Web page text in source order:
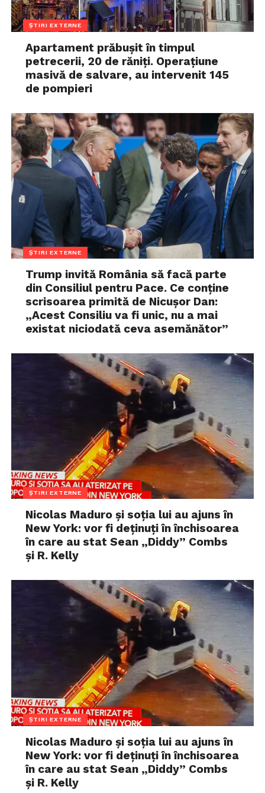
ȘTIRI EXTERNE
Apartament prăbușit în timpul
petrecerii, 20 de răniți. Operațiune
masivă de salvare, au intervenit 145
de pompieri
ȘTIRI EXTERNE
Trump invită România să facă parte
din Consiliul pentru Pace. Ce conține
scrisoarea primită de Nicușor Dan:
„Acest Consiliu va fi unic, nu a mai
existat niciodată ceva asemănător”
ȘTIRI EXTERNE
Nicolas Maduro și soția lui au ajuns în
New York: vor fi deținuți în închisoarea
în care au stat Sean „Diddy” Combs
și R. Kelly
ȘTIRI EXTERNE
Nicolas Maduro și soția lui au ajuns în
New York: vor fi deținuți în închisoarea
în care au stat Sean „Diddy” Combs
și R. Kelly